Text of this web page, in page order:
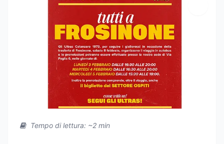
Tempo di lettura: ~2 min